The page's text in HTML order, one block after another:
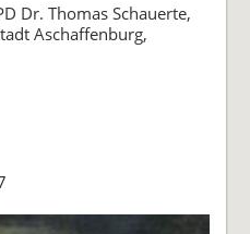
Dr. Thomas Schauerte,
Aschaffenburg,